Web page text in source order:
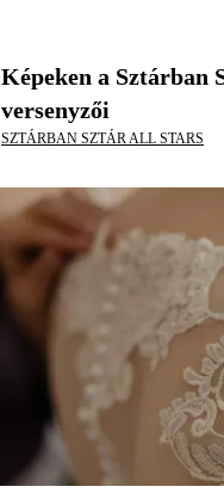
Képeken a Sztárban
versenyzői
SZTÁRBAN SZTÁR ALL STARS